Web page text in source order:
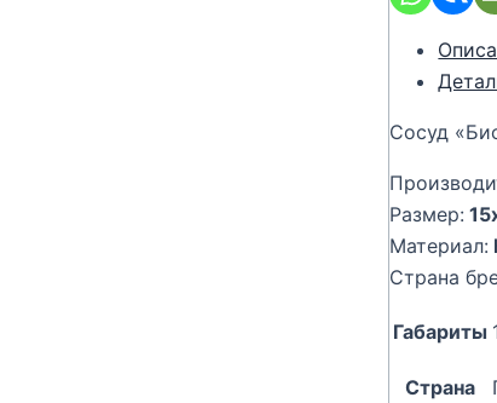
Сосуд
Размер:
Материал:
Страна
Габариты
Страна